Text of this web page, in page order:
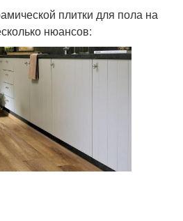
плитки для пола на
нюансов: